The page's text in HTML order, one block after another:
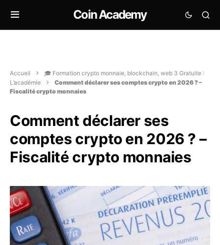
Coin Academy
Accueil
🎓 Formation crypto monnaie, blockchain, web 3 Gratuite :
L’académie
Comment déclarer ses comptes crypto en 2026 ? –
Fiscalité crypto monnaies
Comment déclarer ses
comptes crypto en 2026 ? –
Fiscalité crypto monnaies